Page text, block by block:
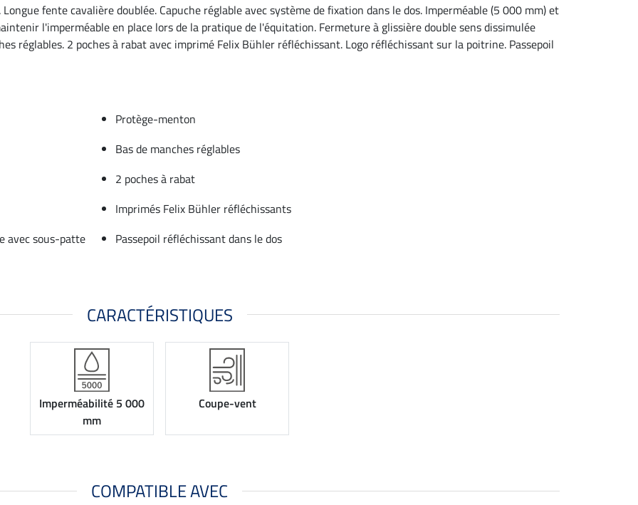
fente cavalière doublée. Capuche réglable avec système de fixation dans le dos. Imperméable (5 000 mm) et
l'imperméable en place lors de la pratique de l'équitation. Fermeture à glissière double sens dissimulée
réglables. 2 poches à rabat avec imprimé Felix Bühler réfléchissant. Logo réfléchissant sur la poitrine. Passepoil
Protège-menton
Bas de manches réglables
2 poches à rabat
Imprimés Felix Bühler réfléchissants
avec sous-patte
Passepoil réfléchissant dans le dos
CARACTÉRISTIQUES
Imperméabilité 5 000
mm
Coupe-vent
COMPATIBLE AVEC